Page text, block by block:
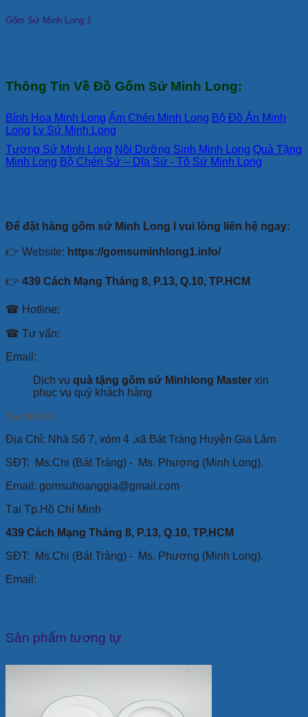
Gốm Sứ Minh Long 1
Thông Tin Về Đồ Gốm Sứ Minh Long:
Bình Hoa Minh Long Ấm Chén Minh Long Bộ Đồ Ăn Minh
Long
Ly Sứ Minh Long
Tượng Sứ Minh Long Nồi Dưỡng Sinh Minh Long Quà Tặng
Minh Long Bộ Chén Sứ – Dĩa Sứ - Tô Sứ Minh Long
Để đặt hàng gốm sứ Minh Long I vui lòng liên hệ ngay:
👉 Website: https://gomsuminhlong1.info/
👉 439 Cách Mạng Tháng 8, P.13, Q.10, TP.HCM
☎ Hotline:
☎ Tư vấn:
Email:
Dịch vụ quà tặng gốm sứ Minhlong Master xin
phục vụ quý khách hàng
Tại Hà Nội:
Địa Chỉ: Nhà Số 7, xóm 4 ,xã Bát Tràng Huyện Gia Lâm
SĐT:
Ms.Chi (Bát Tràng) - Ms. Phượng (Minh Long).
Email: gomsuhoanggia@gmail.com
Tại Tp.Hồ Chí Minh
439 Cách Mạng Tháng 8, P.13, Q.10, TP.HCM
SĐT: Ms.Chi (Bát Tràng) - Ms. Phượng (Minh Long).
Email:
Sản phẩm tương tự